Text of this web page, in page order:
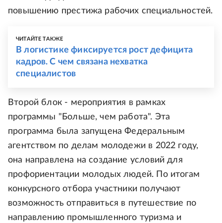
повышению престижа рабочих специальностей.
ЧИТАЙТЕ ТАКЖЕ
В логистике фиксируется рост дефицита
кадров. С чем связана нехватка
специалистов
Второй блок - мероприятия в рамках
программы "Больше, чем работа". Эта
программа была запущена Федеральным
агентством по делам молодежи в 2022 году,
она направлена на создание условий для
профориентации молодых людей. По итогам
конкурсного отбора участники получают
возможность отправиться в путешествие по
направлению промышленного туризма и